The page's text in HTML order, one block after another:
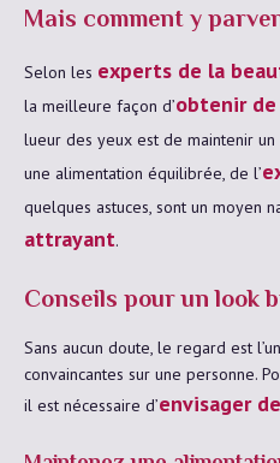
Mais comment y
Selon les experts de la
la meilleure façon d’obtenir
lueur des yeux est de maintenir un
une alimentation équilibrée, de l’
quelques astuces, sont un moyen
attrayant.
Conseils pour un look
Sans aucun doute, le regard est
convaincantes sur une personne.
il est nécessaire d’envisager